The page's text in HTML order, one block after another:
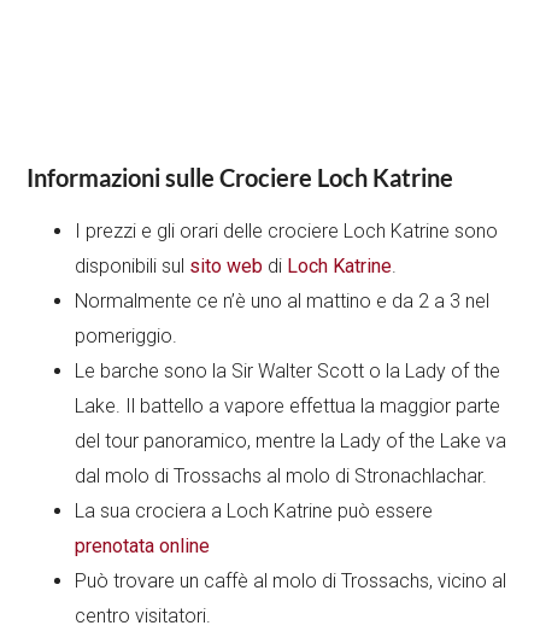
Informazioni sulle Crociere Loch Katrine
I prezzi e gli orari delle crociere Loch Katrine sono
disponibili sul sito web di Loch Katrine.
Normalmente ce n’è uno al mattino e da 2 a 3 nel
pomeriggio.
Le barche sono la Sir Walter Scott o la Lady of the
Lake. Il battello a vapore effettua la maggior parte
del tour panoramico, mentre la Lady of the Lake va
dal molo di Trossachs al molo di Stronachlachar.
La sua crociera a Loch Katrine può essere
prenotata online
Può trovare un caffè al molo di Trossachs, vicino al
centro visitatori.